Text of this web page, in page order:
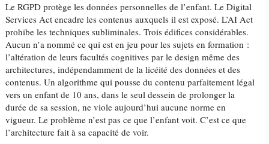
Le RGPD protège les données personnelles de l’enfant. Le Digital
Services Act encadre les contenus auxquels il est exposé. L’AI Act
prohibe les techniques subliminales. Trois édifices considérables.
Aucun n’a nommé ce qui est en jeu pour les sujets en formation :
l’altération de leurs facultés cognitives par le design même des
architectures, indépendamment de la licéité des données et des
contenus. Un algorithme qui pousse du contenu parfaitement légal
vers un enfant de 10 ans, dans le seul dessein de prolonger la
durée de sa session, ne viole aujourd’hui aucune norme en
vigueur. Le problème n’est pas ce que l’enfant voit. C’est ce que
l’architecture fait à sa capacité de voir.